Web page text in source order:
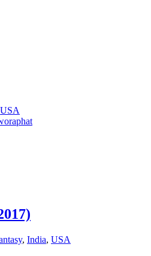
USA
, India, USA